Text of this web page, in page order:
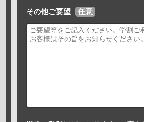
その他ご要望 任意